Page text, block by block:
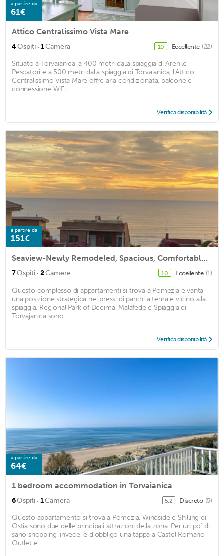
a partire da
61€
Attico Centralissimo Vista Mare
4Ospiti · 1Camera 10 Eccellente (22)
Situato a Torvaianica, a 400 metri dalla spiaggia di Arenile
Pescatori e a 500 metri dalla spiaggia di Torvaianica, l'Attico
Centralissimo Vista Mare offre aria condizionata, balcone e
connessione WiFi ...
Verifica disponibilità
a partire da
151€
Seaview-Newly Remodeled, Spacious, Comfortable, Clean, WiFi, FreeParking
7Ospiti · 2Camere 10 Eccellente (1)
Questo complesso di appartamenti si trova a Pomezia e vanta
una posizione strategica nei pressi di parchi a tema e vicino alla
spiaggia. Regional Park of Decima-Malafede e Spiaggia di
Torvajanica sono ...
Verifica disponibilità
a partire da
64€
1 bedroom accommodation in Torvaianica
6Ospiti · 1Camera 5,2 Discreto (5)
Questo appartamento si trova a Pomezia. Windside e Shilling di
Ostia sono due delle principali attrazioni della zona. Per un po' di
sano shopping, invece, è d'obbligo una tappa a Castel Romano
Outlet e ...